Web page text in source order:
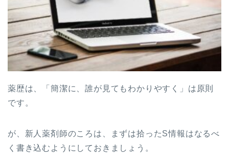
薬歴は、「簡潔に、誰が見てもわかりやすく」は原則
です。
が、新人薬剤師のころは、まずは拾ったS情報はなるべ
く書き込むようにしておきましょう。